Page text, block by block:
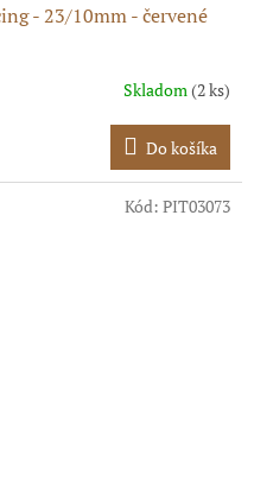
- 23/10mm - červené
Skladom(2 ks)
Do košíka
Kód: PIT03073